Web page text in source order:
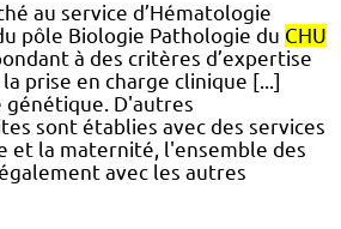
au service d’Hématologie
pôle Biologie Pathologie du CHU
à des critères d’expertise
prise en charge clinique [...]
génétique. D'autres
sont établies avec des services
et la maternité, l'ensemble des
avec les autres